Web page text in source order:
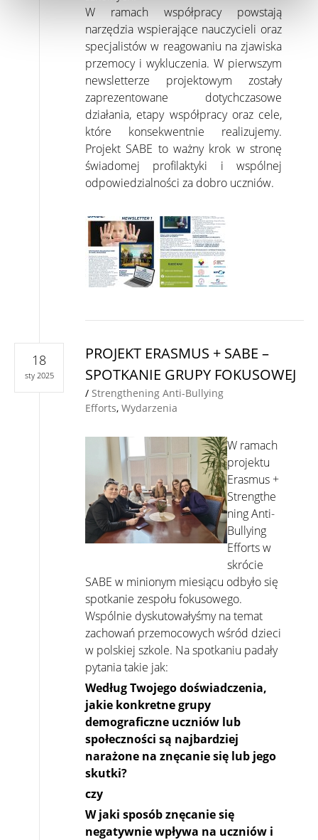
W ramach współpracy powstają
narzędzia wspierające nauczycieli oraz
specjalistów w reagowaniu na zjawiska
przemocy i wykluczenia. W pierwszym
newsletterze projektowym zostały
zaprezentowane dotychczasowe
działania, etapy współpracy oraz cele,
które konsekwentnie realizujemy.
Projekt SABE to ważny krok w stronę
świadomej profilaktyki i wspólnej
odpowiedzialności za dobro uczniów.
PROJEKT ERASMUS + SABE –
SPOTKANIE GRUPY FOKUSOWEJ
/ Strengthening Anti-Bullying
Efforts, Wydarzenia
W ramach
projektu
Erasmus +
Strengthe
ning Anti-
Bullying
Efforts w
skrócie
SABE w minionym miesiącu odbyło się
spotkanie zespołu fokusowego.
Wspólnie dyskutowałyśmy na temat
zachowań przemocowych wśród dzieci
w polskiej szkole. Na spotkaniu padały
pytania takie jak:
Według Twojego doświadczenia,
jakie konkretne grupy
demograficzne uczniów lub
społeczności są najbardziej
narażone na znęcanie się lub jego
skutki?
czy
W jaki sposób znęcanie się
negatywnie wpływa na uczniów i
18
sty 2025